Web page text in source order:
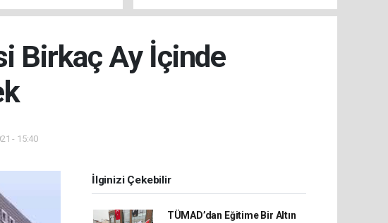
Koordinasyon
Birkaç Ay İçinde
- 15:40
İlginizi Çekebilir
TÜMAD’dan Eğitime Bir Altın